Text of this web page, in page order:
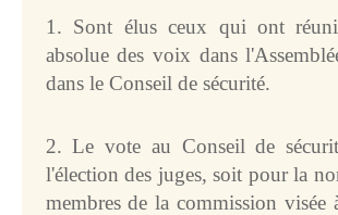
1. Sont élus ceux qui ont
absolue des voix dans
dans le Conseil de sécurité.
2. Le vote au Conseil de
l'élection des juges, soit pour la
membres de la commission visée